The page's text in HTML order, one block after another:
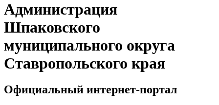
Администрация
Шпаковского
муниципального округа
Ставропольского края
Официальный интернет-портал